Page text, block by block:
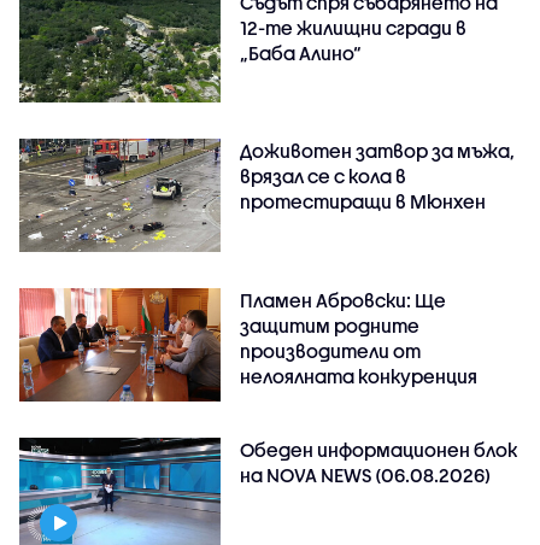
12-те жилищни сгради в
„Баба Алино“
Доживотен затвор за мъжа,
врязал се с кола в
протестиращи в Мюнхен
Пламен Абровски: Ще
защитим родните
производители от
нелоялната конкуренция
Обеден информационен блок
на NOVA NEWS (06.08.2026)